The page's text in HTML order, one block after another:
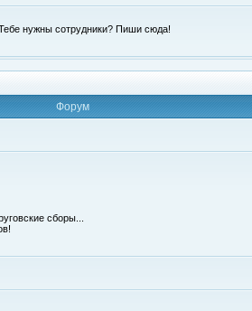
нужны сотрудники? Пиши сюда!
Форум
сборы...